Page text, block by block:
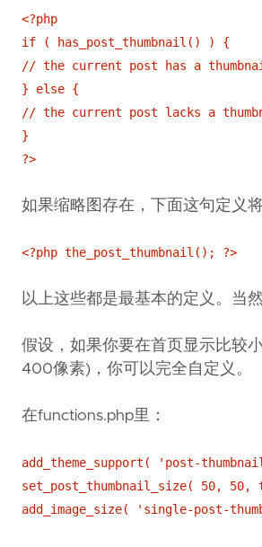
<?php
if ( has_post_thumbnail() ) {
// the current post has a
} else {
// the current post lacks a
}
?>
如果缩略图存在，下面这句定义
<?php the_post_thumbnail(); ?>
以上这些都是最基本的定义。当
假设，如果你要在首页显示比较
400像素)，你可以完全自定义。
在functions.php里：
add_theme_support( 'post-
set_post_thumbnail_size( 50, 50,
add_image_size( 'single-post-